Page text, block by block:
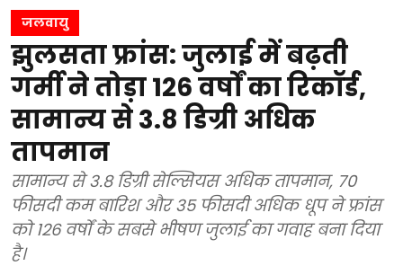
जलवायु
झुलसता फ्रांस: जुलाई में बढ़ती
गर्मी ने तोड़ा 126 वर्षों का रिकॉर्ड,
सामान्य से 3.8 डिग्री अधिक
तापमान
सामान्य से 3.8 डिग्री सेल्सियस अधिक तापमान, 70
फीसदी कम बारिश और 35 फीसदी अधिक धूप ने फ्रांस
को 126 वर्षों के सबसे भीषण जुलाई का गवाह बना दिया
है।